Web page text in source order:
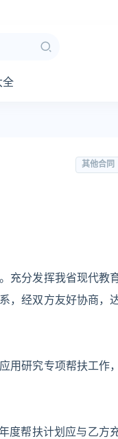
全
其他合同
充分发挥我省现代教
，经双方友好协商，
用研究专项帮扶工作
度帮扶计划应与乙方